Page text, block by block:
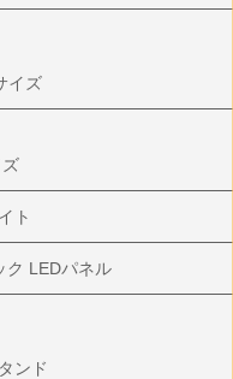
イズ
ト
ク LEDパネル
ンド